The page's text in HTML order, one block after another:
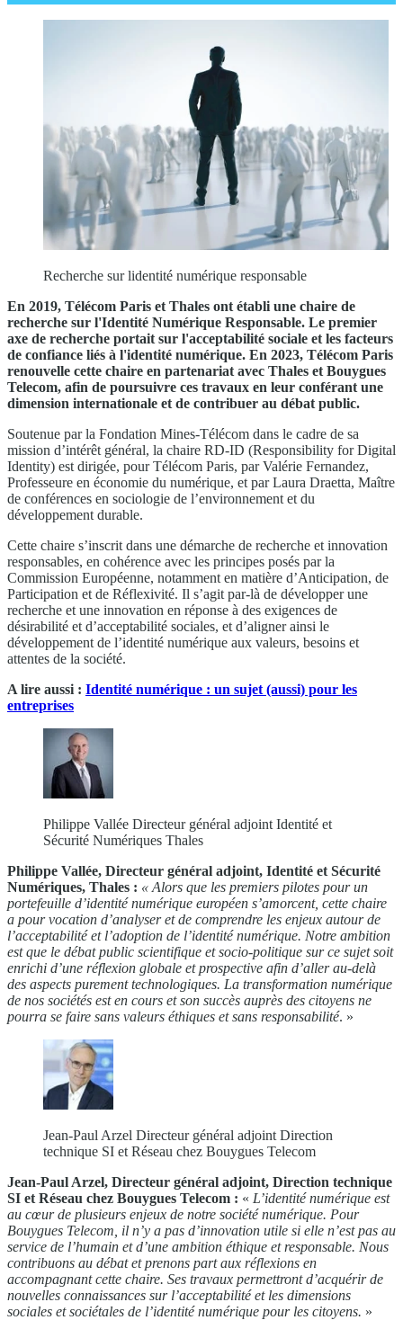
Recherche sur lidentité numérique responsable
En 2019, Télécom Paris et Thales ont établi une chaire de
recherche sur l'Identité Numérique Responsable. Le premier
axe de recherche portait sur l'acceptabilité sociale et les facteurs
de confiance liés à l'identité numérique. En 2023, Télécom Paris
renouvelle cette chaire en partenariat avec Thales et Bouygues
Telecom, afin de poursuivre ces travaux en leur conférant une
dimension internationale et de contribuer au débat public.
Soutenue par la Fondation Mines-Télécom dans le cadre de sa
mission d’intérêt général, la chaire RD-ID (Responsibility for Digital
Identity) est dirigée, pour Télécom Paris, par Valérie Fernandez,
Professeure en économie du numérique, et par Laura Draetta, Maître
de conférences en sociologie de l’environnement et du
développement durable.
Cette chaire s’inscrit dans une démarche de recherche et innovation
responsables, en cohérence avec les principes posés par la
Commission Européenne, notamment en matière d’Anticipation, de
Participation et de Réflexivité. Il s’agit par-là de développer une
recherche et une innovation en réponse à des exigences de
désirabilité et d’acceptabilité sociales, et d’aligner ainsi le
développement de l’identité numérique aux valeurs, besoins et
attentes de la société.
A lire aussi : Identité numérique : un sujet (aussi) pour les
entreprises
Philippe Vallée Directeur général adjoint Identité et
Sécurité Numériques Thales
Philippe Vallée, Directeur général adjoint, Identité et Sécurité
Numériques, Thales : « Alors que les premiers pilotes pour un
portefeuille d’identité numérique européen s’amorcent, cette chaire
a pour vocation d’analyser et de comprendre les enjeux autour de
l’acceptabilité et l’adoption de l’identité numérique. Notre ambition
est que le débat public scientifique et socio-politique sur ce sujet soit
enrichi d’une réflexion globale et prospective afin d’aller au-delà
des aspects purement technologiques. La transformation numérique
de nos sociétés est en cours et son succès auprès des citoyens ne
pourra se faire sans valeurs éthiques et sans responsabilité. »
Jean-Paul Arzel Directeur général adjoint Direction
technique SI et Réseau chez Bouygues Telecom
Jean-Paul Arzel, Directeur général adjoint, Direction technique
SI et Réseau chez Bouygues Telecom : « L’identité numérique est
au cœur de plusieurs enjeux de notre société numérique. Pour
Bouygues Telecom, il n’y a pas d’innovation utile si elle n’est pas au
service de l’humain et d’une ambition éthique et responsable. Nous
contribuons au débat et prenons part aux réflexions en
accompagnant cette chaire. Ses travaux permettront d’acquérir de
nouvelles connaissances sur l’acceptabilité et les dimensions
sociales et sociétales de l’identité numérique pour les citoyens. »